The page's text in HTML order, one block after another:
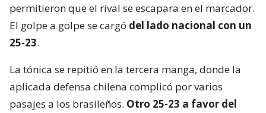
permitieron que el rival se escapara en el marcador.
El golpe a golpe se cargó del lado nacional con un
25-23.
La tónica se repitió en la tercera manga, donde la
aplicada defensa chilena complicó por varios
pasajes a los brasileños. Otro 25-23 a favor del